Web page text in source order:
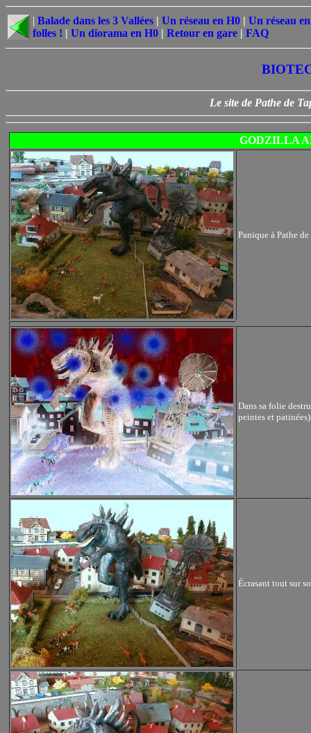
| Balade dans les 3 Vallées | Un réseau en H0 | Un réseau
folles ! | Un diorama en H0 | Retour en gare | FAQ
Le site de Pathe de
GODZILLA
Panique à Pathe
Dans sa folie
peintes et
Écrasant tout sur